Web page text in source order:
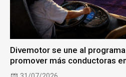
Divemotor se une al
promover más conductoras